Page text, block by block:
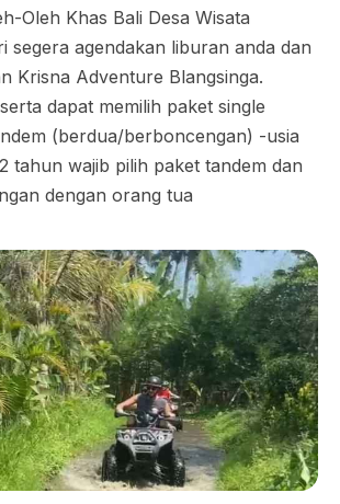
Oleh Khas Bali Desa Wisata
segera agendakan liburan anda dan
Krisna Adventure Blangsinga.
dapat memilih paket single
(berdua/berboncengan) -usia
tahun wajib pilih paket tandem dan
dengan orang tua